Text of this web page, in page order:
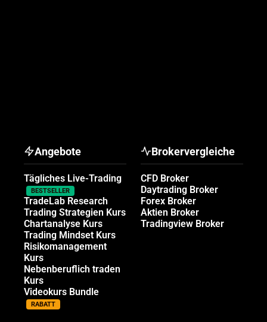
Angebote
Tägliches Live-Trading
BESTSELLER
TradeLab Research
Trading Strategien Kurs
Chartanalyse Kurs
Trading Mindset Kurs
Risikomanagement
Kurs
Nebenberuflich traden
Kurs
Videokurs Bundle
RABATT
Brokervergleiche
CFD Broker
Daytrading Broker
Forex Broker
Aktien Broker
Tradingview Broker